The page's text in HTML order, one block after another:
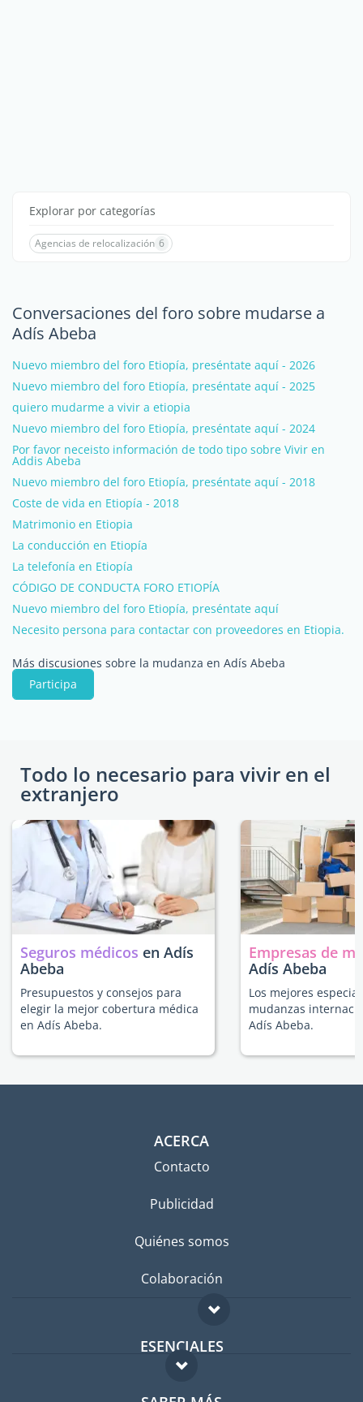
Explorar por categorías
Agencias de relocalización 6
Conversaciones del foro sobre mudarse a
Adís Abeba
Nuevo miembro del foro Etiopía, preséntate aquí - 2026
Nuevo miembro del foro Etiopía, preséntate aquí - 2025
quiero mudarme a vivir a etiopia
Nuevo miembro del foro Etiopía, preséntate aquí - 2024
Por favor neceisto información de todo tipo sobre Vivir en
Addis Abeba
Nuevo miembro del foro Etiopía, preséntate aquí - 2018
Coste de vida en Etiopía - 2018
Matrimonio en Etiopia
La conducción en Etiopía
La telefonía en Etiopía
CÓDIGO DE CONDUCTA FORO ETIOPÍA
Nuevo miembro del foro Etiopía, preséntate aquí
Necesito persona para contactar con proveedores en Etiopia.
Más discusiones sobre la mudanza en Adís Abeba
Participa
Todo lo necesario para vivir en el
extranjero
Seguros médicos en Adís
Abeba
Presupuestos y consejos para
elegir la mejor cobertura médica
en Adís Abeba.
Empresas de
Adís Abeba
Los mejores
mudanzas
Adís Abeba.
ACERCA
Contacto
Publicidad
Quiénes somos
Colaboración
ESENCIALES
Foro para expatriados